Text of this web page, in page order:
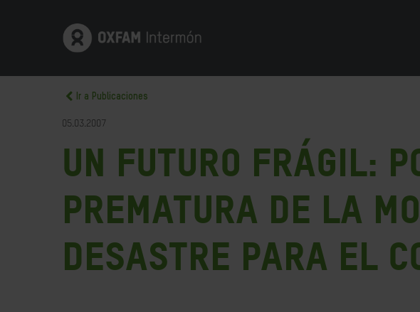
Ir a Publicaciones
05.03.2007
Un futuro frágil:
prematura de la
desastre para el